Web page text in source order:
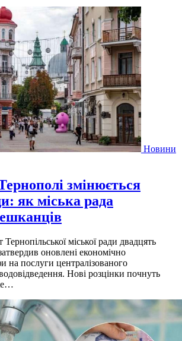
Новини
змінюється
як міська рада
міської ради двадцять
оновлені економічно
на послуги централізованого
Нові розцінки почнуть